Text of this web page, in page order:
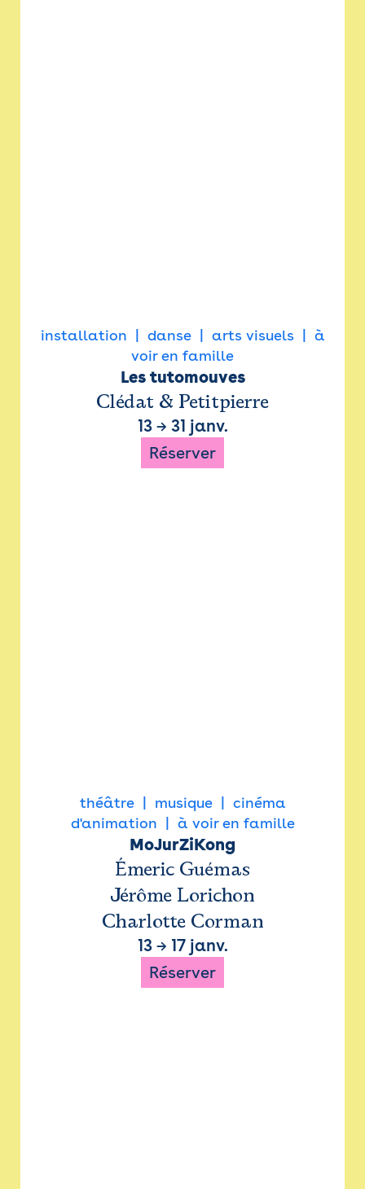
installation danse arts visuels
à
voir en famille
Les tutomouves
Clédat & Petitpierre
13→ 31 janv.
Réserver
théâtre musique
cinéma
d'animation
à voir en famille
MoJurZiKong
Émeric Guémas
Jérôme Lorichon
Charlotte Corman
13→ 17 janv.
Réserver